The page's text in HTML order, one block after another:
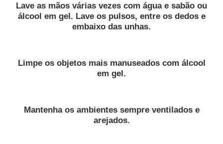
Lave as mãos várias vezes com água e sabão ou
álcool em gel. Lave os pulsos, entre os dedos e
embaixo das unhas.
Limpe os objetos mais manuseados com álcool
em gel.
Mantenha os ambientes sempre ventilados e
arejados.